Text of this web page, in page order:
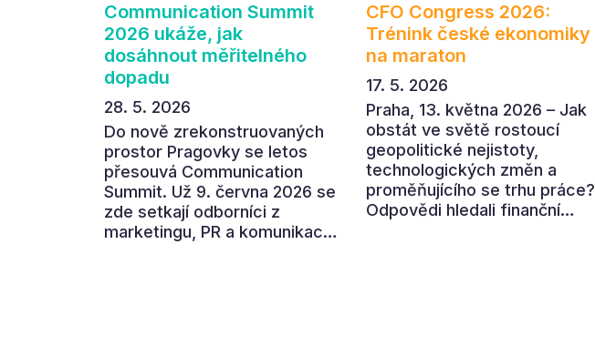
Communication Summit
2026 ukáže, jak
dosáhnout měřitelného
dopadu
28. 5. 2026
Do nově zrekonstruovaných
prostor Pragovky se letos
přesouvá Communication
Summit. Už 9. června 2026 se
zde setkají odborníci z
marketingu, PR a komunikace,
CFO Congress 2026:
Trénink české ekonomiky
na maraton
17. 5. 2026
Praha, 13. května 2026 – Jak
obstát ve světě rostoucí
geopolitické nejistoty,
technologických změn a
proměňujícího se trhu práce?
Odpovědi hledali finanční